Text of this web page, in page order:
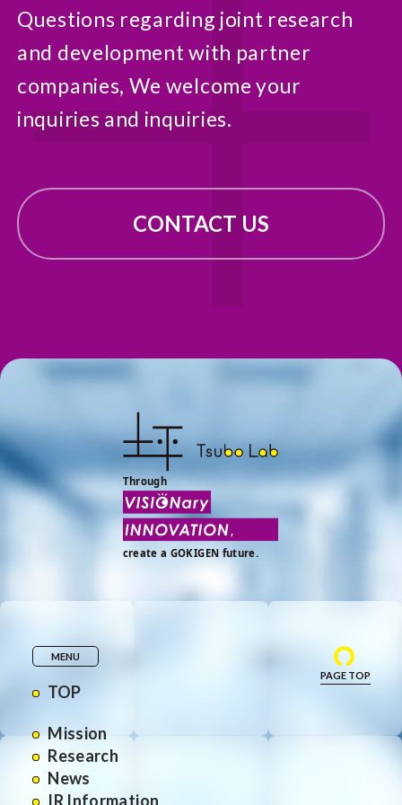
Questions regarding joint research
and development with partner
companies, We welcome your
inquiries and inquiries.
CONTACT US
MENU
TOP
Mission
Research
News
IR Information
PAGE TOP